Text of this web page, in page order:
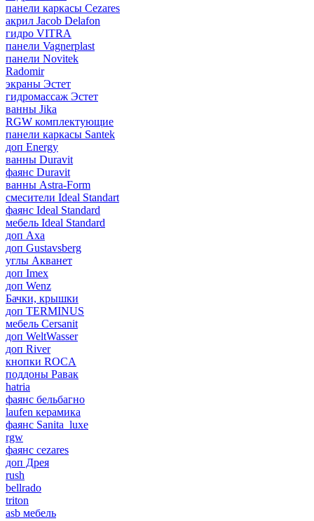
панели каркасы Cezares
акрил Jacob Delafon
гидро VITRA
панели Vagnerplast
панели Novitek
Radomir
экраны Эстет
гидромассаж Эстет
ванны Jika
RGW комплектующие
панели каркасы Santek
доп Energy
ванны Duravit
фаянс Duravit
ванны Astra-Form
смесители Ideal Standart
фаянс Ideal Standard
мебель Ideal Standard
доп Axa
доп Gustavsberg
углы Акванет
доп Imex
доп Wenz
Бачки, крышки
доп TERMINUS
мебель Cersanit
доп WeltWasser
доп River
кнопки ROCA
поддоны Равак
hatria
фаянс бельбагно
laufen керамика
фаянс Sanita_luxe
rgw
фаянс cezares
доп Дрея
rush
bellrado
triton
asb мебель